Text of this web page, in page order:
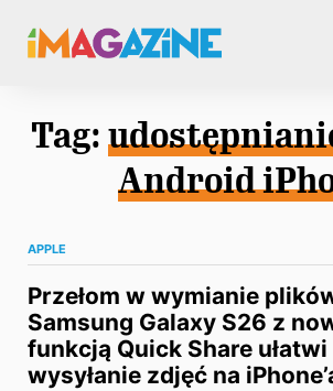
Tag:
Android
APPLE
Przełom w wymianie
Samsung Galaxy S26 z
funkcją Quick Share ułatwi
wysyłanie zdjęć na